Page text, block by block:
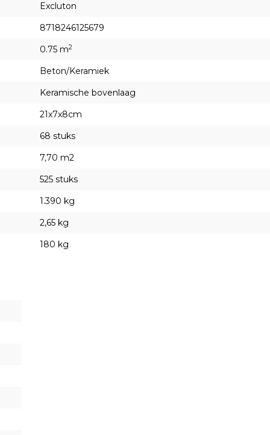
Excluton
8718246125679
0.75 m2
Beton/Keramiek
Keramische bovenlaag
21x7x8cm
68 stuks
7,70 m2
525 stuks
1.390 kg
2,65 kg
180 kg